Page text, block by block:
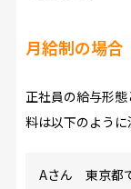
月給制の場合
正社員の給与形
料は以下のように
Aさん 東京都